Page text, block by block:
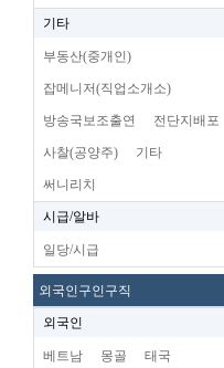
기타
부동산(중개인)
잡메니저(직업소개소)
방송국보조출연 전단지배포
사찰(공양주) 기타
써니리치
시급/알바
일당/시급
외국인구인구직
외국인
베트남 몽골 태국